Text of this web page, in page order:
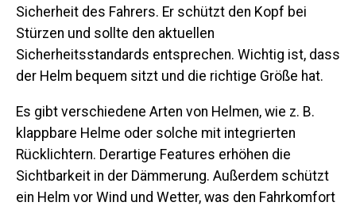
Sicherheit des Fahrers. Er schützt den Kopf bei
Stürzen und sollte den aktuellen
Sicherheitsstandards entsprechen. Wichtig ist, dass
der Helm bequem sitzt und die richtige Größe hat.
Es gibt verschiedene Arten von Helmen, wie z. B.
klappbare Helme oder solche mit integrierten
Rücklichtern. Derartige Features erhöhen die
Sichtbarkeit in der Dämmerung. Außerdem schützt
ein Helm vor Wind und Wetter, was den Fahrkomfort